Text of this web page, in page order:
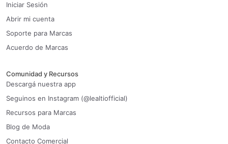
Iniciar Sesión
Abrir mi cuenta
Soporte para Marcas
Acuerdo de Marcas
Comunidad y Recursos
Descargá nuestra app
Seguinos en Instagram (@lealtiofficial)
Recursos para Marcas
Blog de Moda
Contacto Comercial